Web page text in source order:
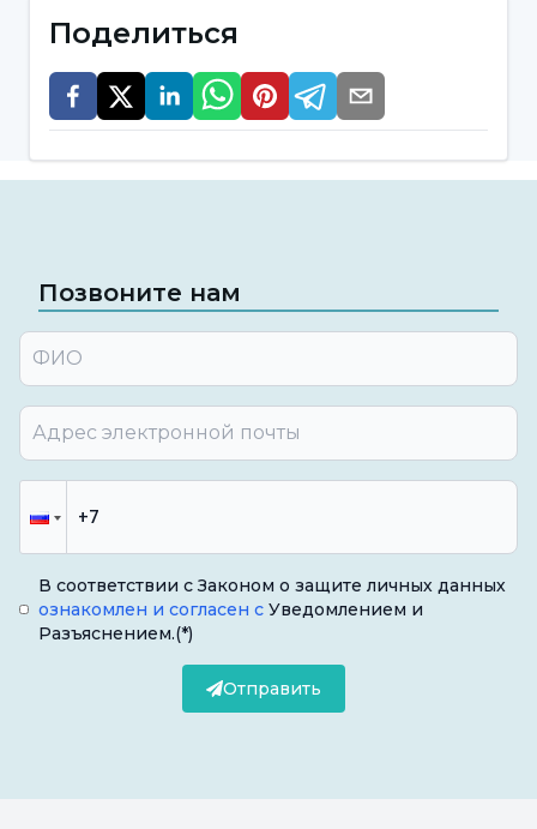
Поделиться
Позвоните нам
В соответствии с Законом о защите личных данных
ознакомлен и согласен с Уведомлением и
Разъяснением.(*)
Отправить